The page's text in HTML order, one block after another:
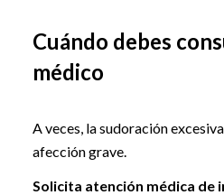
Cuándo debes
médico
A veces, la sudoración
afección grave.
Solicita atención médica de